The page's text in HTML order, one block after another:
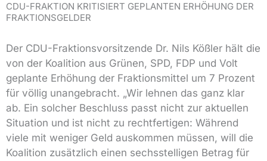
CDU-FRAKTION KRITISIERT GEPLANTEN ERHÖHUNG DER
FRAKTIONSGELDER
Der CDU-Fraktionsvorsitzende Dr. Nils Kößler hält die
von der Koalition aus Grünen, SPD, FDP und Volt
geplante Erhöhung der Fraktionsmittel um 7 Prozent
für völlig unangebracht. „Wir lehnen das ganz klar
ab. Ein solcher Beschluss passt nicht zur aktuellen
Situation und ist nicht zu rechtfertigen: Während
viele mit weniger Geld auskommen müssen, will die
Koalition zusätzlich einen sechsstelligen Betrag für